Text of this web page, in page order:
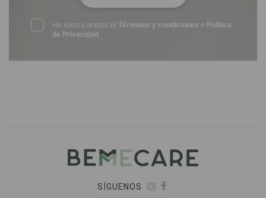
He leído y acepto elTérminos y condiciones e Política
de Privacidad
SÍGUENOS